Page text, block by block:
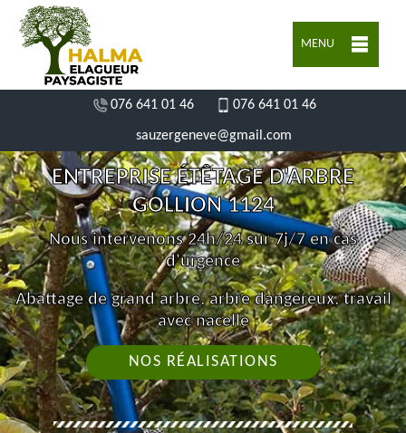
MENU
076 641 01 46 076 641 01 46
sauzergeneve@gmail.com
ENTREPRISE ÉTÊTAGE D'ARBRE
GOLLION 1124
Nous intervenons 24h/24 sur 7j/7 en cas
d'urgence
Abattage de grand arbre, arbre dangereux, travail
avec nacelle
NOS RÉALISATIONS